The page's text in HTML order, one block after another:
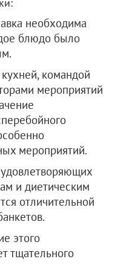
необходима
блюдо было
командой
мероприятий
мероприятий.
и диетическим
отличительной
этого
тщательного